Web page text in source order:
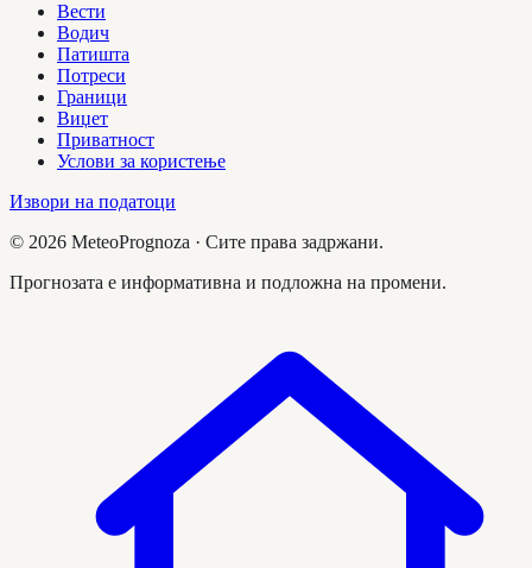
Вести
Водич
Патишта
Потреси
Граници
Виџет
Приватност
Услови за користење
Извори на податоци
© 2026 MeteoPrognoza · Сите права задржани.
Прогнозата е информативна и подложна на промени.